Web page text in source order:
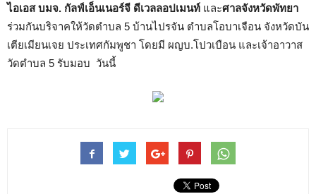
ไอเอส บมจ. กัลฟ์เอ็นเนอร์จี ดีเวลลอปเมนท์ และศาลจังหวัดพัทยา
ร่วมกันบริจาคให้วัดตำบล 5 บ้านไปรจัน ตำบลโอบาเจือน จังหวัดบัน
เตียเมียนเจย ประเทศกัมพูชา โดยมี ผญบ.โปวเบือน และเจ้าอาวาส
วัดตำบล 5 รับมอบ วันนี้